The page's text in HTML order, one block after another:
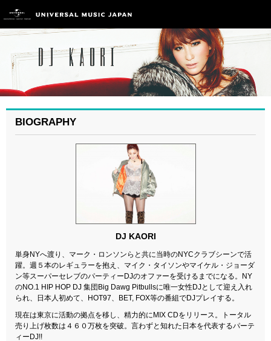
BIOGRAPHY
DJ KAORI
単身NYへ渡り、マーク・ロンソンらと共に当時のNYCクラブシーンで活
躍。週５本のレギュラーを抱え、マイク・タイソンやマイケル・ジョーダ
ン等スーパーセレブのパーティーDJのオファーを受けるまでになる。NY
のNO.1 HIP HOP DJ 集団Big Dawg Pitbullsに唯一女性DJとして迎え入れ
られ、日本人初めて、HOT97、BET, FOX等の番組でDJプレイする。
現在は東京に活動の拠点を移し、精力的にMIX CDをリリース。トータル
売り上げ枚数は４６０万枚を突破。言わずと知れた日本を代表するパーテ
ィーDJ!!